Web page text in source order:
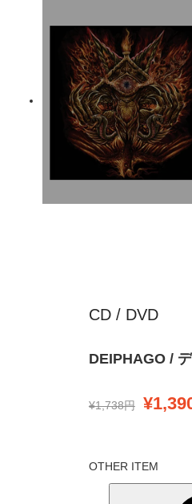
CD / DVD
DEIPHAGO /
¥1,738円
OTHER ITEM